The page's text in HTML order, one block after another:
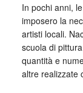
In pochi anni,
imposero la
artisti locali.
scuola di
quantità e
altre realizzate